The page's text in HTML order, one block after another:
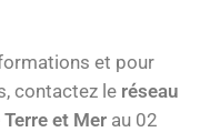
et pour
contactez le réseau
et Mer au 02